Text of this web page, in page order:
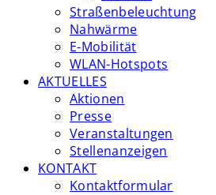
Straßenbeleuchtung
Nahwärme
E-Mobilität
WLAN-Hotspots
AKTUELLES
Aktionen
Presse
Veranstaltungen
Stellenanzeigen
KONTAKT
Kontaktformular